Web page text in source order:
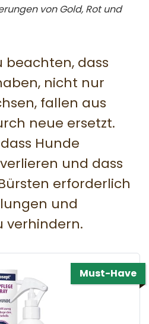
von Gold, Rot und
beachten, dass
nicht nur
fallen aus
neue ersetzt.
Hunde
und dass
erforderlich
und
verhindern.
Must-Have